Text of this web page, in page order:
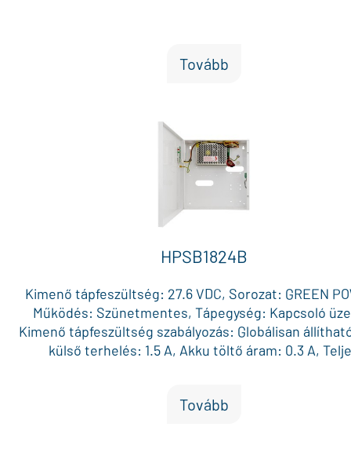
Tovább
HPSB1824B
Kimenő tápfeszültség: 27.6 VDC, Sorozat: GREEN
Működés: Szünetmentes, Tápegység: Kapcsoló
Kimenő tápfeszültség szabályozás: Globálisan
külső terhelés: 1.5 A, Akku töltő áram: 0.3 A,
AUX kimenet: 1, AUX biztosíték: Polimer, Doboz
Tovább